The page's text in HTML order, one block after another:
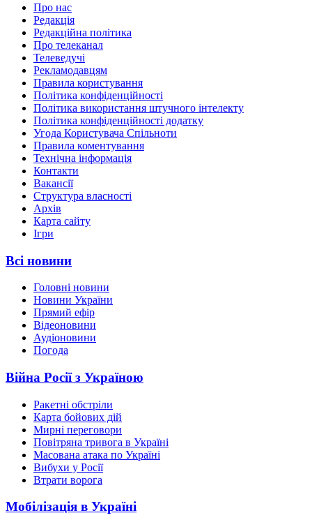
Про нас
Редакція
Редакційна політика
Про телеканал
Телеведучі
Рекламодавцям
Правила користування
Політика конфіденційності
Політика використання штучного інтелекту
Політика конфіденційності додатку
Угода Користувача Спільноти
Правила коментування
Технічна інформація
Контакти
Вакансії
Структура власності
Архів
Карта сайту
Ігри
Всі новини
Головні новини
Новини України
Прямий ефір
Відеоновини
Аудіоновини
Погода
Війна Росії з Україною
Ракетні обстріли
Карта бойових дій
Мирні переговори
Повітряна тривога в Україні
Масована атака по Україні
Вибухи у Росії
Втрати ворога
Мобілізація в Україні